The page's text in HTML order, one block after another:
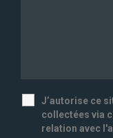
J’autorise ce
collectées via
relation avec